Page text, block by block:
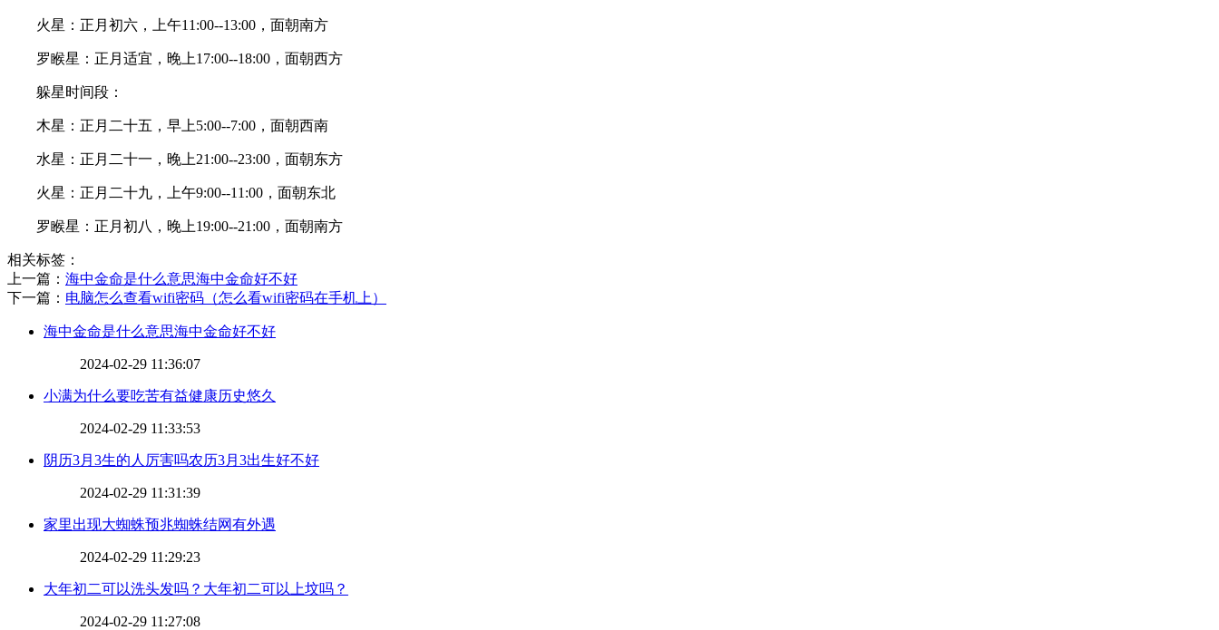
火星：正月初六，上午11:00--13:00，面朝南方
罗睺星：正月适宜，晚上17:00--18:00，面朝西方
躲星时间段：
木星：正月二十五，早上5:00--7:00，面朝西南
水星：正月二十一，晚上21:00--23:00，面朝东方
火星：正月二十九，上午9:00--11:00，面朝东北
罗睺星：正月初八，晚上19:00--21:00，面朝南方
相关标签：
上一篇： ​海中金命是什么意思海中金命好不好
下一篇： ​电脑怎么查看wifi密码（怎么看wifi密码在手机上）
​海中金命是什么意思海中金命好不好
2024-02-29 11:36:07
​小满为什么要吃苦有益健康历史悠久
2024-02-29 11:33:53
​阴历3月3生的人厉害吗农历3月3出生好不好
2024-02-29 11:31:39
​家里出现大蜘蛛预兆蜘蛛结网有外遇
2024-02-29 11:29:23
大年初二可以洗头发吗？大年初二可以上坟吗？
2024-02-29 11:27:08